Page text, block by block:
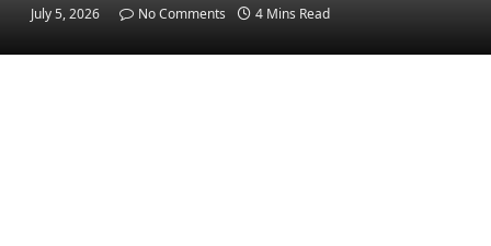
July 5, 2026 No Comments 4 Mins Read